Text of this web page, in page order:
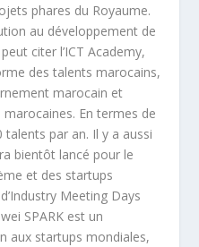
phares du Royaume.
au développement de
citer l’ICT Academy,
des talents marocains,
marocain et
En termes de
par an. Il y a aussi
bientôt lancé pour le
et des startups
Meeting Days
SPARK est un
aux startups mondiales,